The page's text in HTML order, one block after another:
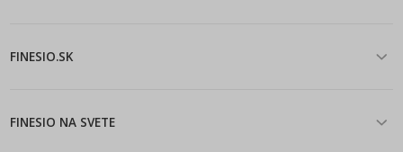
FINESIO.SK
FINESIO NA SVETE